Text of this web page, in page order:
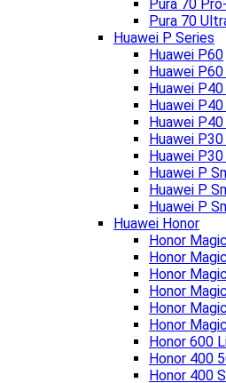
Pura 70
Pura 70
Huawei P Series
Huawei P60
Huawei
Huawei
Huawei
Huawei
Huawei
Huawei
Huawei P
Huawei P
Huawei P
Huawei Honor
Honor
Honor
Honor
Honor
Honor
Honor
Honor 600
Honor 400
Honor 400